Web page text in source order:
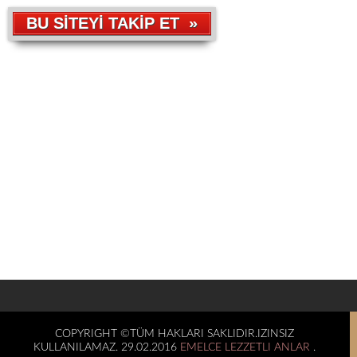
BU SİTEYİ TAKİP ET »
COPYRIGHT ©TÜM HAKLARI SAKLIDIR.IZINSIZ
KULLANILAMAZ. 29.02.2016 EMELCE LEZZETLI ANLAR .